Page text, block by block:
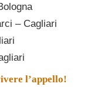
– Cagliari
l’appello!